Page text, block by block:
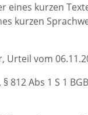
eines kurzen
kurzen
Urteil vom
812 Abs 1 S 1 BGB